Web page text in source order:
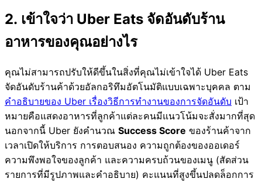
2. เข้าใจว่า Uber Eats จัดอันดับร้าน
อาหารของคุณอย่างไร
คุณไม่สามารถปรับให้ดีขึ้นในสิ่งที่คุณไม่เข้าใจได้ Uber Eats
จัดอันดับร้านค้าด้วยอัลกอริทึมอัตโนมัติแบบเฉพาะบุคคล ตาม
คำอธิบายของ Uber เรื่องวิธีการทำงานของการจัดอันดับ เป้า
หมายคือแสดงอาหารที่ลูกค้าแต่ละคนมีแนวโน้มจะสั่งมากที่สุด
นอกจากนี้ Uber ยังคำนวณ Success Score ของร้านค้าจาก
เวลาเปิดให้บริการ การตอบสนอง ความถูกต้องของออเดอร์
ความพึงพอใจของลูกค้า และความครบถ้วนของเมนู (สัดส่วน
รายการที่มีรูปภาพและคำอธิบาย) คะแนนที่สูงขึ้นปลดล็อกการ